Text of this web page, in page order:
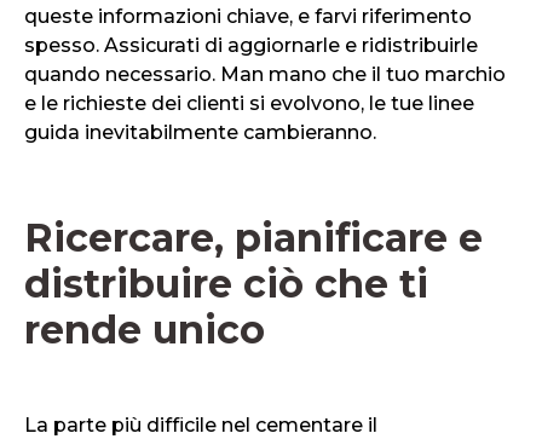
queste informazioni chiave, e farvi riferimento
spesso. Assicurati di aggiornarle e ridistribuirle
quando necessario. Man mano che il tuo marchio
e le richieste dei clienti si evolvono, le tue linee
guida inevitabilmente cambieranno.
Ricercare, pianificare e
distribuire ciò che ti
rende unico
La parte più difficile nel cementare il